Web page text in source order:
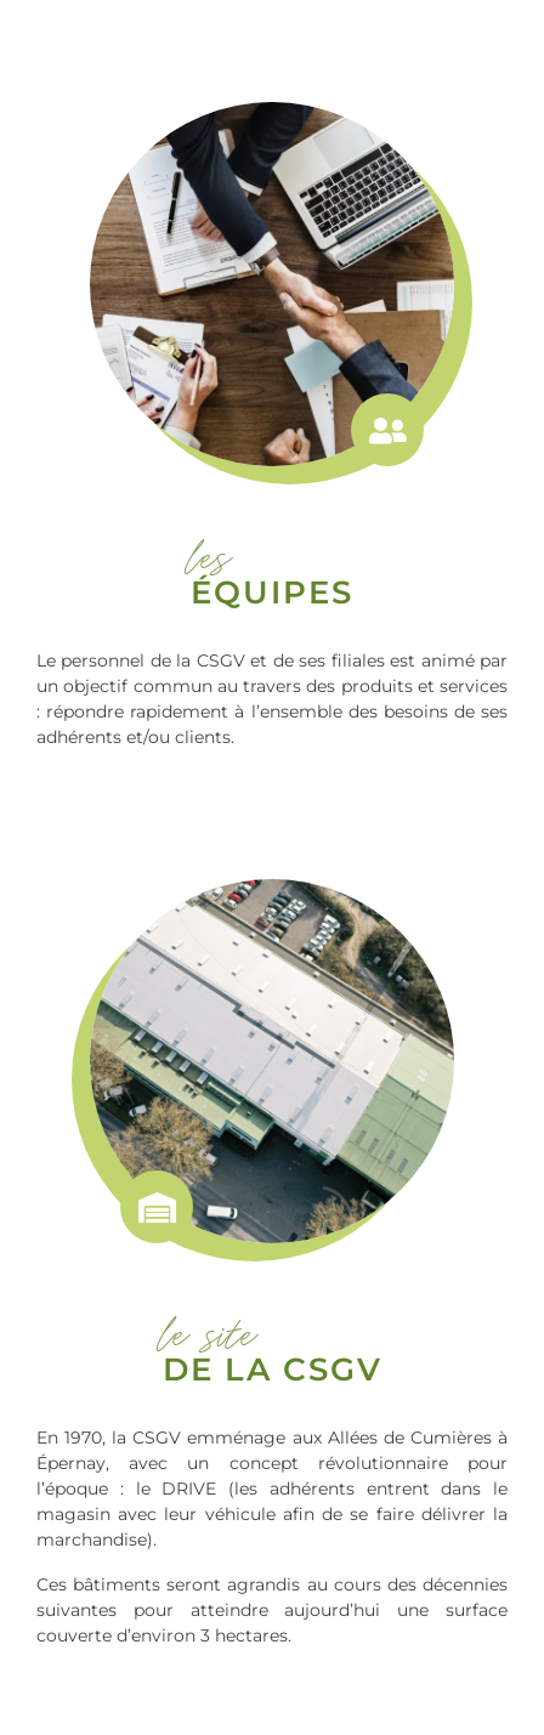
les
ÉQUIPES
Le personnel de la CSGV et de ses filiales est animé par
un objectif commun au travers des produits et services
: répondre rapidement à l’ensemble des besoins de ses
adhérents et/ou clients.
le site
DE LA CSGV
En 1970, la CSGV emménage aux Allées de Cumières à
Épernay, avec un concept révolutionnaire pour
l’époque : le DRIVE (les adhérents entrent dans le
magasin avec leur véhicule afin de se faire délivrer la
marchandise).
Ces bâtiments seront agrandis au cours des décennies
suivantes pour atteindre aujourd’hui une surface
couverte d’environ 3 hectares.